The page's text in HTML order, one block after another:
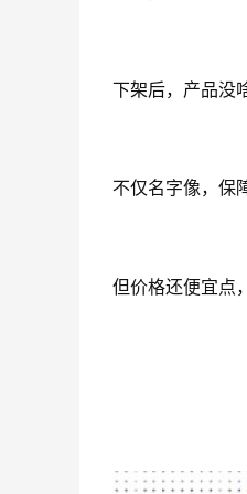
下架后，产品没
不仅名字像，保
但价格还便宜点，